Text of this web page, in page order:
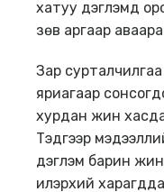
хатуу дэглэмд
зөв аргаар
Зар
яриагаар
хурдан жин
Тэдгээр
дэглэм барин жин
илэрхий